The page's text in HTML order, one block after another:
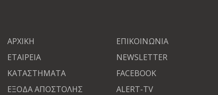
ΑΡΧΙΚΗ
ΕΤΑΙΡΕΙΑ
ΚΑΤΑΣΤΗΜΑΤΑ
ΕΞΟΔΑ ΑΠΟΣΤΟΛΗΣ
ΕΠΙΚΟΙΝΩΝΙΑ
NEWSLETTER
FACEBOOK
ALERT-TV